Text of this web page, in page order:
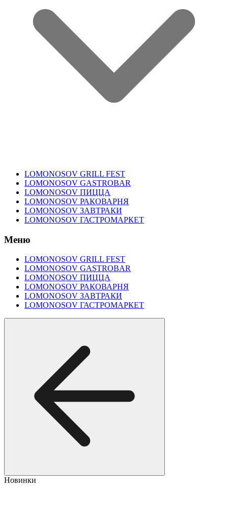
LOMONOSOV GRILL FEST
LOMONOSOV GASTROBAR
LOMONOSOV ПИЦЦА
LOMONOSOV РАКОВАРНЯ
LOMONOSOV ЗАВТРАКИ
LOMONOSOV ГАСТРОМАРКЕТ
Меню
LOMONOSOV GRILL FEST
LOMONOSOV GASTROBAR
LOMONOSOV ПИЦЦА
LOMONOSOV РАКОВАРНЯ
LOMONOSOV ЗАВТРАКИ
LOMONOSOV ГАСТРОМАРКЕТ
Новинки